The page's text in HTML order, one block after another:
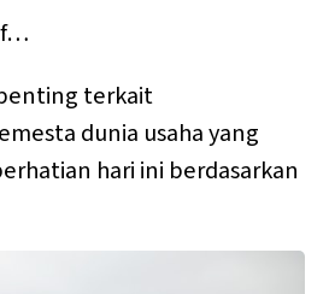
terkait
dunia usaha yang
hari ini berdasarkan